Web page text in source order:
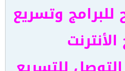
وتسريع